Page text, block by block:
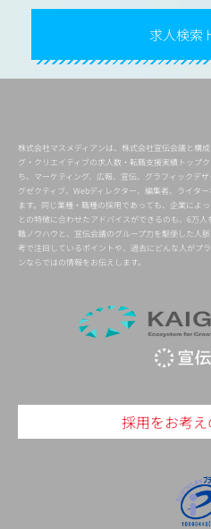
求人検索
株式会社マスメディアンは、株式会社宣伝会議と構
グ・クリエイティブの求人数・転職支援実績トップ
ち、マーケティング、広報、宣伝、グラフィックデ
グゼクティブ、Webディレクター、編集者、ライタ
ます。同じ業種・職種の採用であっても、企業によ
との特徴に合わせたアドバイスができるのも、6万
職ノウハウと、宣伝会議のグループ力を駆使した人
考で注目しているポイントや、過去にどんな人がプ
ンならではの情報をお伝えします。
採用をお考